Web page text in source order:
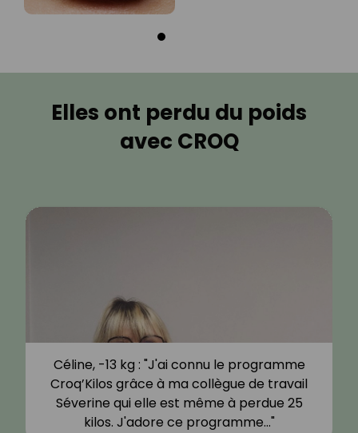
Elles ont perdu du poids
avec CROQ
Céline, -13 kg : "J'ai connu le programme
Croq’Kilos grâce à ma collègue de travail
Séverine qui elle est même à perdue 25
kilos. J'adore ce programme…"